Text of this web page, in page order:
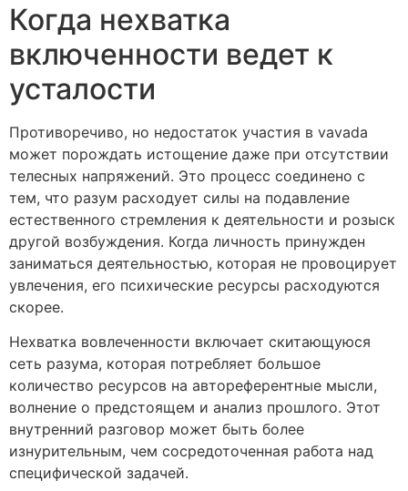
Когда нехватка
включенности ведет к
усталости
Противоречиво, но недостаток участия в vavada
может порождать истощение даже при отсутствии
телесных напряжений. Это процесс соединено с
тем, что разум расходует силы на подавление
естественного стремления к деятельности и розыск
другой возбуждения. Когда личность принужден
заниматься деятельностью, которая не провоцирует
увлечения, его психические ресурсы расходуются
скорее.
Нехватка вовлеченности включает скитающуюся
сеть разума, которая потребляет большое
количество ресурсов на автореферентные мысли,
волнение о предстоящем и анализ прошлого. Этот
внутренний разговор может быть более
изнурительным, чем сосредоточенная работа над
специфической задачей.